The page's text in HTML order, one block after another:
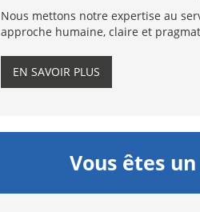
Nous mettons notre expertise au
approche humaine, claire et
EN SAVOIR PLUS
Vous êtes